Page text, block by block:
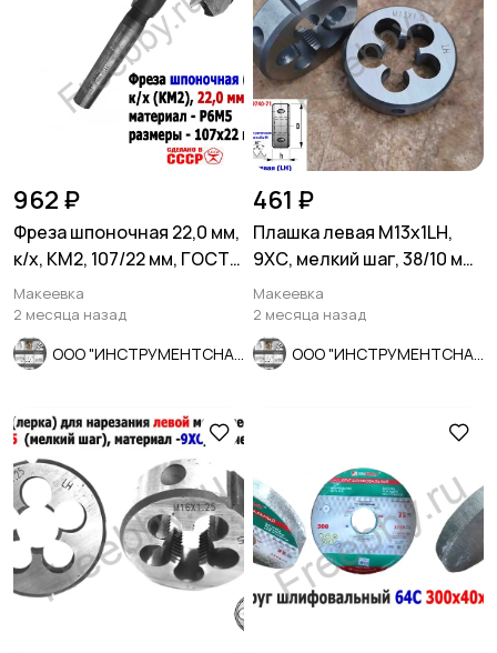
962 ₽
Фреза шпоночная 22,0 мм,
к/х, КМ2, 107/22 мм, ГОСТ
9140-78 ВИЗ, СССР
Макеевка
2 месяца назад
461 ₽
Плашка левая М13х1LH,
9ХС, мелкий шаг, 38/10 мм,
ГОСТ 7740-71
Макеевка
2 месяца назад